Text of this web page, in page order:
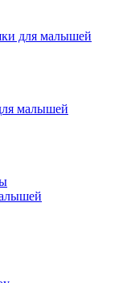
для малышей
малышей